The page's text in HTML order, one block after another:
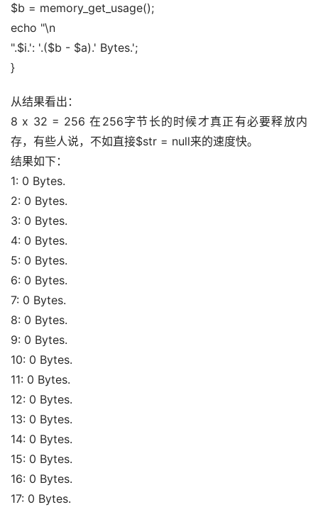
$b = memory_get_usage();
echo "\n
".$i.': '.($b - $a).' Bytes.';
}
从结果看出：
8 x 32 = 256 在256字节长的时候才真正有必要释放内
存，有些人说，不如直接$str = null来的速度快。
结果如下：
1: 0 Bytes.
2: 0 Bytes.
3: 0 Bytes.
4: 0 Bytes.
5: 0 Bytes.
6: 0 Bytes.
7: 0 Bytes.
8: 0 Bytes.
9: 0 Bytes.
10: 0 Bytes.
11: 0 Bytes.
12: 0 Bytes.
13: 0 Bytes.
14: 0 Bytes.
15: 0 Bytes.
16: 0 Bytes.
17: 0 Bytes.